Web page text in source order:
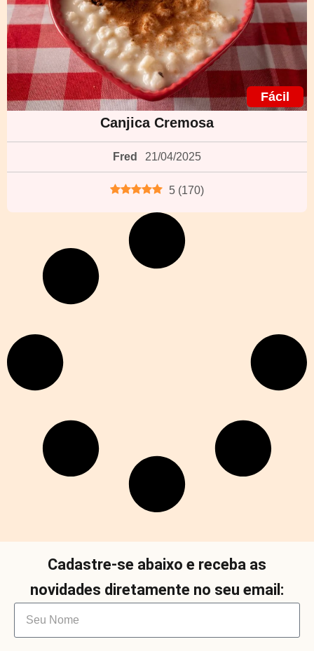
Fácil
Canjica Cremosa
Fred 21/04/2025
5 (170)
Cadastre-se abaixo e receba as
novidades diretamente no seu email: